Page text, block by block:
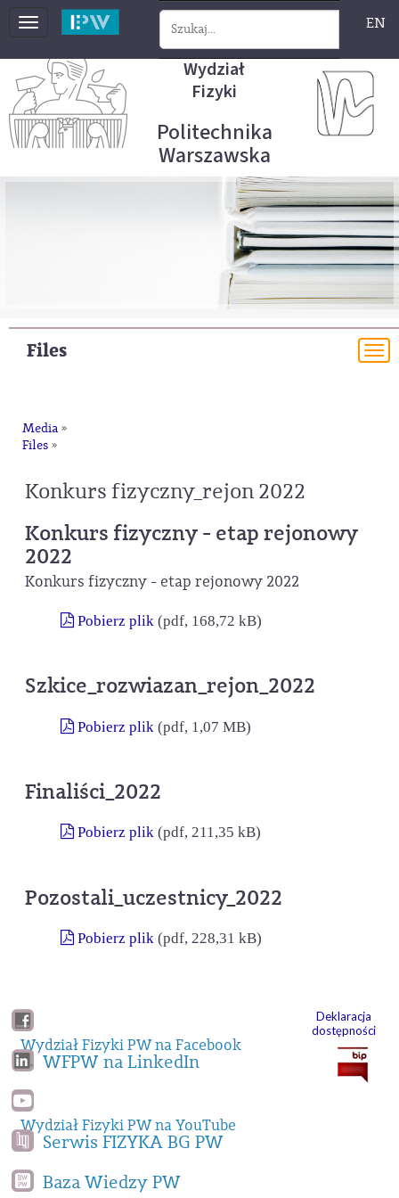
Toggle
EN
Wydział
Fizyki
Politechnika
Warszawska
Files
Media »
Files »
Konkurs fizyczny_rejon 2022
Konkurs fizyczny - etap rejonowy
2022
Konkurs fizyczny - etap rejonowy 2022
Pobierz plik (pdf, 168,72 kB)
Szkice_rozwiazan_rejon_2022
Pobierz plik (pdf, 1,07 MB)
Finaliści_2022
Pobierz plik (pdf, 211,35 kB)
Pozostali_uczestnicy_2022
Pobierz plik (pdf, 228,31 kB)
Wydział Fizyki PW na Facebook
WFPW na LinkedIn
Wydział Fizyki PW na YouTube
Serwis FIZYKA BG PW
Baza Wiedzy PW
Deklaracja
dostępności